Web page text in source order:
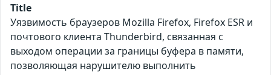
Title
Уязвимость браузеров Mozilla Firefox, Firefox ESR и
почтового клиента Thunderbird, связанная с
выходом операции за границы буфера в памяти,
позволяющая нарушителю выполнить